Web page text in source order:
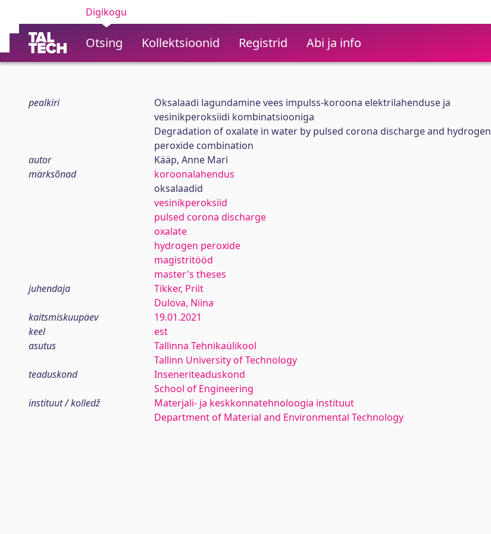
Digikogu
Otsing Kollektsioonid Registrid Abi ja info
pealkiri
Oksalaadi lagundamine vees impulss-koroona elektrilahenduse ja
vesinikperoksiidi kombinatsiooniga
Degradation of oxalate in water by pulsed corona discharge and hydrogen
peroxide combination
autor
Kääp, Anne Mari
märksõnad
koroonalahendus
oksalaadid
vesinikperoksiid
pulsed corona discharge
oxalate
hydrogen peroxide
magistritööd
master's theses
juhendaja
Tikker, Priit
Dulova, Niina
kaitsmiskuupäev
19.01.2021
keel
est
asutus
Tallinna Tehnikaülikool
Tallinn University of Technology
teaduskond
Inseneriteaduskond
School of Engineering
instituut / kolledž
Materjali- ja keskkonnatehnoloogia instituut
Department of Material and Environmental Technology